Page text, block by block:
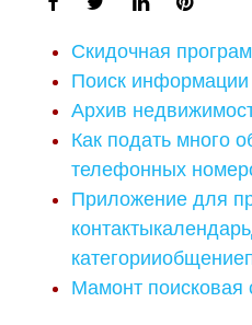
Скидочная
Поиск информации
Архив
Как подать много
телефонных
Приложение для
Мамонт поисковая